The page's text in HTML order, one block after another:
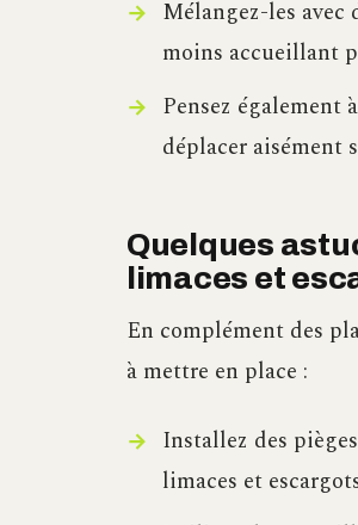
Mélangez-les avec
moins accueillant
Pensez également
déplacer aisément
Quelques
limaces et
En complément des
à mettre en place :
Installez des
limaces et